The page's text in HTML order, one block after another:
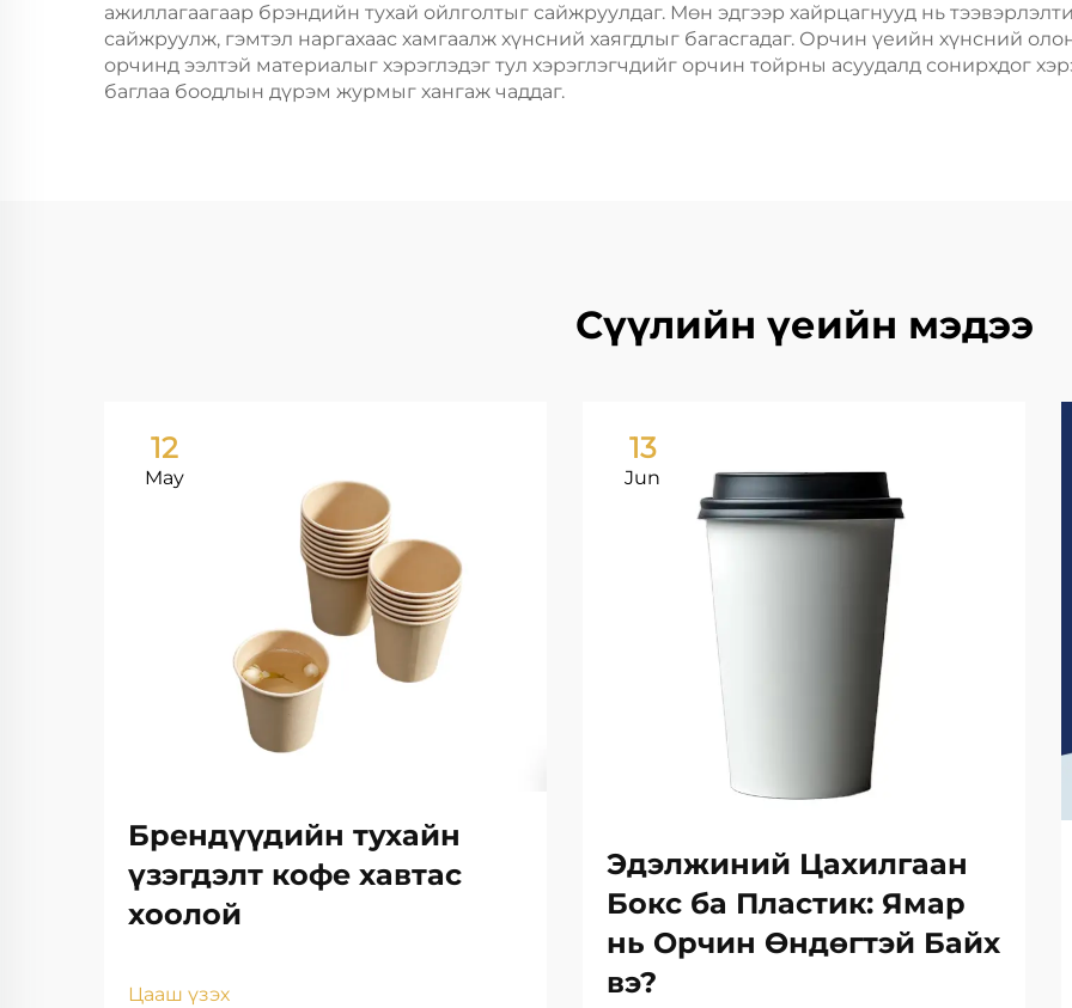
ажиллагаагаар брэндийн тухай ойлголтыг сайжруулдаг. Мөн эдгээр хайрцагнууд нь
сайжруулж, гэмтэл наргахаас хамгаалж хүнсний хаягдлыг багасгадаг. Орчин үеийн хүнсний
орчинд ээлтэй материалыг хэрэглэдэг тул хэрэглэгчдийг орчин тойрны асуудалд сонирхдог
баглаа боодлын дүрэм журмыг хангаж чаддаг.
Сүүлийн үеийн мэдээ
12
May
Брендүүдийн тухайн
үзэгдэлт кофе хавтас
хоолой
Цааш үзэх
13
Jun
Эдэлжиний Цахилгаан
Бокс ба Пластик: Ямар
нь Орчин Өндөгтэй Байх
вэ?